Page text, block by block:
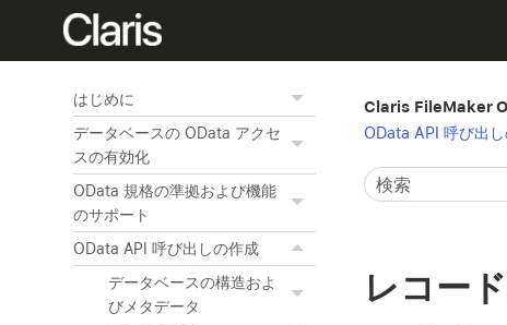
はじめに
データベースの OData アクセ
スの有効化
OData 規格の準拠および機能
のサポート
OData API 呼び出しの作成
データベースの構造およ
びメタデータ
Claris FileMaker
OData API 呼び出
レコー